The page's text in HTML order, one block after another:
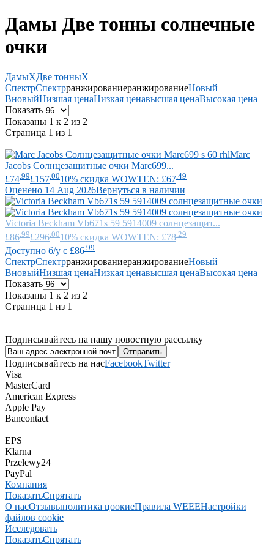
Дамы Две тонны солнечные
очки
ДамыXДве тонныX
СпектрСпектрранжированиеранжированиеНовый
ВновыйНизшая ценаНизкая ценавысшая ценаВысокая цена
Показать
Показаны 1 к 2 из 2
Страница 1 из 1
Marc
Jacobs Солнцезащитные очки Marc699...
£74 .99£157 .0010% скидка WOWTEN: £67 .49
Оценено 14 Aug 2026Вернуться в наличии
Victoria Beckham Vb671s 59 5914009 солнцезащит...
£86 .99£296 .0010% скидка WOWTEN: £78 .29
Доступно б/у с £86 .99
СпектрСпектрранжированиеранжированиеНовый
ВновыйНизшая ценаНизкая ценавысшая ценаВысокая цена
Показать
Показаны 1 к 2 из 2
Страница 1 из 1
Подписывайтесь на нашу новостную рассылку
Подписывайтесь на насFacebookTwitter
Visa
MasterCard
American Express
Apple Pay
Bancontact
EPS
Klarna
Przelewy24
PayPal
Компания
ПоказатьСпрятать
О насОтзывыполитика цоокиеПравила WEEEНастройки
файлов cookie
Исследовать
ПоказатьСпрятать